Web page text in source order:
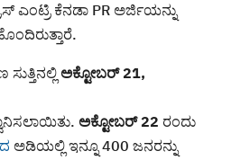
ಎಂಟ್ರಿ ಕೆನಡಾ PR ಅರ್ಜಿಯನ್ನು
ಅಕ್ಟೋಬರ್ 21,
ಅಕ್ಟೋಬರ್ 22 ರಂದು
ಅಡಿಯಲ್ಲಿ ಇನ್ನೂ 400 ಜನರನ್ನು